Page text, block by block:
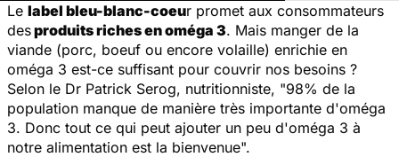
Le label bleu-blanc-coeur promet aux consommateurs
desproduits riches en oméga 3. Mais manger de la
viande (porc, boeuf ou encore volaille) enrichie en
oméga 3 est-ce suffisant pour couvrir nos besoins ?
Selon le Dr Patrick Serog, nutritionniste, "98% de la
population manque de manière très importante d'oméga
3. Donc tout ce qui peut ajouter un peu d'oméga 3 à
notre alimentation est la bienvenue".